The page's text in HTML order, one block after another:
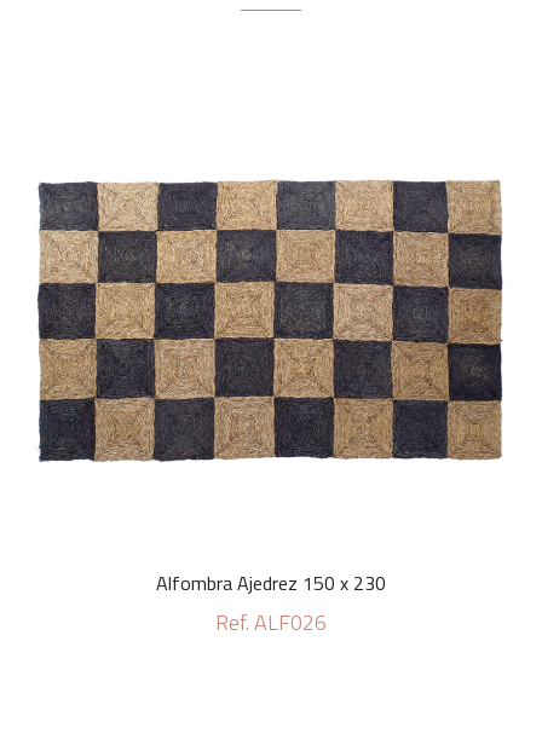
Alfombra Ajedrez 150 x 230
Ref. ALF026